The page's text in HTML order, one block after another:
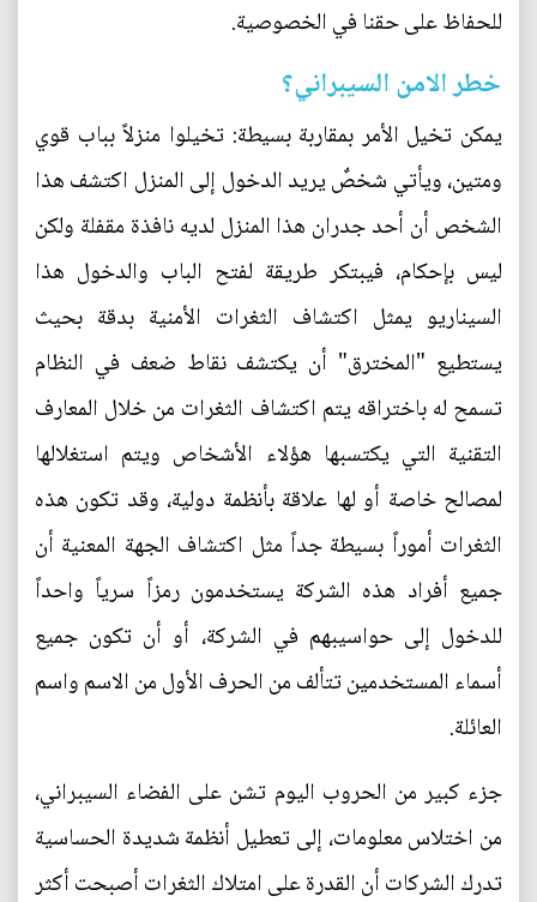
للحفاظ على حقنا في الخصوصية.
خطر الامن السيبراني؟
يمكن تخيل الأمر بمقاربة بسيطة: تخيلوا منزلاً بباب قوي
ومتين، ويأتي شخصٌ يريد الدخول إلى المنزل اكتشف هذا
الشخص أن أحد جدران هذا المنزل لديه نافذة مقفلة ولكن
ليس بإحكام، فيبتكر طريقة لفتح الباب والدخول هذا
السيناريو يمثل اكتشاف الثغرات الأمنية بدقة بحيث
يستطيع "المخترق" أن يكتشف نقاط ضعف في النظام
تسمح له باختراقه يتم اكتشاف الثغرات من خلال المعارف
التقنية التي يكتسبها هؤلاء الأشخاص ويتم استغلالها
لمصالح خاصة أو لها علاقة بأنظمة دولية، وقد تكون هذه
الثغرات أموراً بسيطة جداً مثل اكتشاف الجهة المعنية أن
جميع أفراد هذه الشركة يستخدمون رمزاً سرياً واحداً
للدخول إلى حواسيبهم في الشركة، أو أن تكون جميع
أسماء المستخدمين تتألف من الحرف الأول من الاسم واسم
العائلة.
جزء كبير من الحروب اليوم تشن على الفضاء السيبراني،
من اختلاس معلومات، إلى تعطيل أنظمة شديدة الحساسية
تدرك الشركات أن القدرة على امتلاك الثغرات أصبحت أكثر